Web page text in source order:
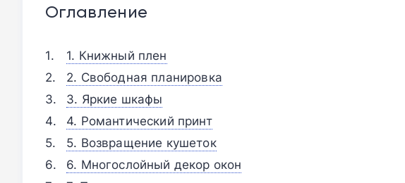
Оглавление
1. Книжный плен
2. Свободная планировка
3. Яркие шкафы
4. Романтический принт
5. Возвращение кушеток
6. Многослойный декор окон